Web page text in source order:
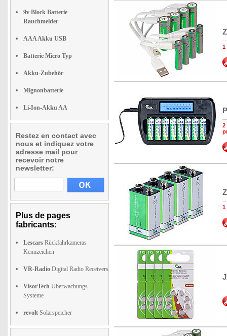
9v Block Batterie
Rauchmelder
AAA Akku USB
Batterie Micro Typ
Akku-Zubehör
Mignonbatterie
Li-Ion-Akku AA
Restez en contact avec
nous et indiquez votre
adresse mail pour
recevoir notre
newsletter:
Plus de pages
fabricants:
Lescars Rückfahrkameras
Kennzeichen
VR-Radio Digital Radio Receivers
VisorTech Überwachungs-
Systeme
revolt Solarspeicher
1
2
1